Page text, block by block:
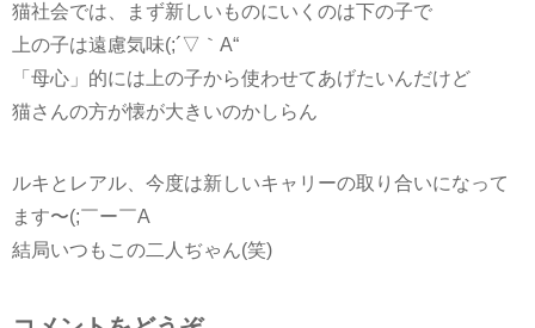
猫社会では、まず新しいものにいくのは下の子で
上の子は遠慮気味(;´▽｀A“
「母心」的には上の子から使わせてあげたいんだけど
猫さんの方が懐が大きいのかしらん
ルキとレアル、今度は新しいキャリーの取り合いになって
ます〜(;￣ー￣A
結局いつもこの二人ぢゃん(笑)